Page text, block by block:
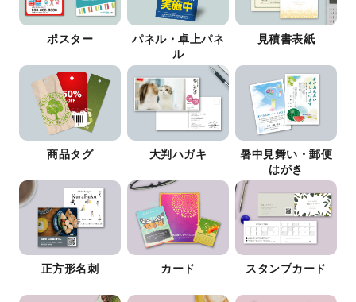
ポスター
パネル・卓上パネ
ル
見積書表紙
商品タグ 大判ハガキ
暑中見舞い・郵便
はがき
正方形名刺 カード スタンプカード